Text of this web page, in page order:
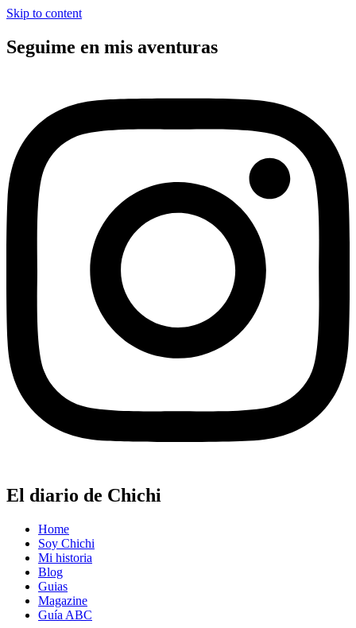
Skip to content
Seguime en mis aventuras
El diario de Chichi
Home
Soy Chichi
Mi historia
Blog
Guias
Magazine
Guía ABC